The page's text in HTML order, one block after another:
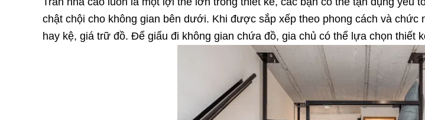
chật chội cho không gian bên dưới. Khi được sắp xếp theo phong cách và
hay kệ, giá trữ đồ. Để giấu đi không gian chứa đồ, gia chủ có thể lựa chọn thiết